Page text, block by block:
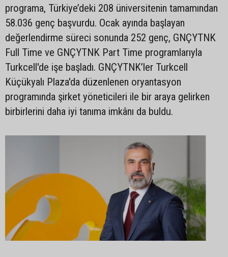
programa, Türkiye’deki 208 üniversitenin tamamından
58.036 genç başvurdu. Ocak ayında başlayan
değerlendirme süreci sonunda 252 genç, GNÇYTNK
Full Time ve GNÇYTNK Part Time programlarıyla
Turkcell'de işe başladı. GNÇYTNK’ler Turkcell
Küçükyalı Plaza'da düzenlenen oryantasyon
programında şirket yöneticileri ile bir araya gelirken
birbirlerini daha iyi tanıma imkânı da buldu.